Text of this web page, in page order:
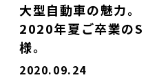
大型自動車の魅力。
2020年夏ご卒業のS
様。
2020.09.24